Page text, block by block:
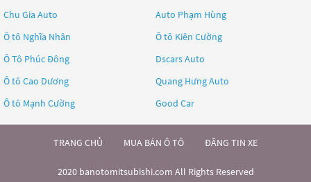
Chu Gia Auto
Auto Phạm Hùng
Ô tô Nghĩa Nhân
Ô tô Kiên Cường
Ô Tô Phúc Đông
Dscars Auto
Ô tô Cao Dương
Quang Hưng Auto
Ô tô Mạnh Cường
Good Car
TRANG CHỦ MUA BÁN Ô TÔ ĐĂNG TIN XE
2020 banotomitsubishi.com All Rights Reserved